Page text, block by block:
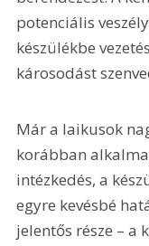
potenciális
készülékbe
károsodást
Már a laikusok
korábban
intézkedés, a
egyre kevésbé
jelentős része – a